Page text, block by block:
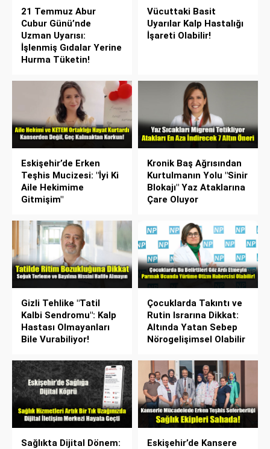
21 Temmuz Abur
Cubur Günü’nde
Uzman Uyarısı:
İşlenmiş Gıdalar Yerine
Hurma Tüketin!
Vücuttaki Basit
Uyarılar Kalp Hastalığı
İşareti Olabilir!
Eskişehir’de Erken
Teşhis Mucizesi: "İyi Ki
Aile Hekimime
Gitmişim"
Kronik Baş Ağrısından
Kurtulmanın Yolu "Sinir
Blokajı" Yaz Ataklarına
Çare Oluyor
Gizli Tehlike "Tatil
Kalbi Sendromu": Kalp
Hastası Olmayanları
Bile Vurabiliyor!
Çocuklarda Takıntı ve
Rutin Israrına Dikkat:
Altında Yatan Sebep
Nörogelişimsel Olabilir
Sağlıkta Dijital Dönem:
Eskişehir’de Kansere